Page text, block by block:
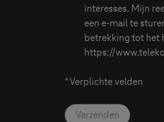
interesses. Mijn
een e-mail te
betrekking tot het
https://
* Verplichte velden
Verzenden